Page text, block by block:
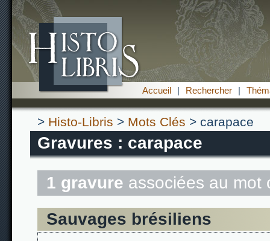
Accueil | Rechercher |
> Histo-Libris > Mots Clés > carapace
Gravures : carapace
1 gravure associées au mot
Sauvages brésiliens